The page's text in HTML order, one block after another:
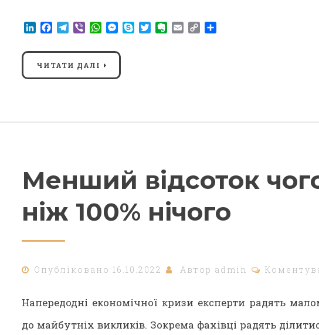
LinkedIn
Facebook
Telegram
ViberWhatsApp
Messenger
SkypeTwitterEvernote
EmailCopy
ЧИТАТИ ДАЛІ
Менший відсоток
ніж 100% нічого
Опубліковано 16.10.2022 Автор admin
Напередодні економічної кризи експерти радять
до майбутніх викликів. Зокрема фахівці радять